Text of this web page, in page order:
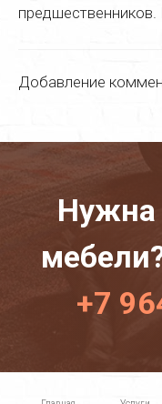
Полировка
Галерея
Добавление
Нужна
+7